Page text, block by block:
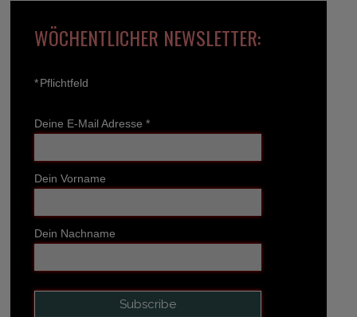
WÖCHENTLICHER NEWSLETTER:
*Pflichtfeld
Deine E-Mail Adresse *
Dein Vorname
Dein Nachname